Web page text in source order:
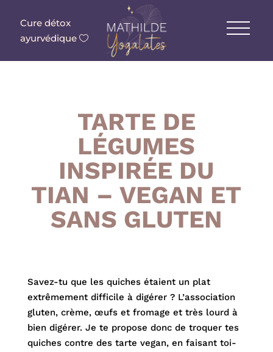
Cure détox
ayurvédique
TARTE DE
LÉGUMES
INSPIRÉE DU
TIAN – VEGAN ET
SANS GLUTEN
Savez-tu que les quiches étaient un plat
extrêmement difficile à digérer ? L’association
gluten, crème, œufs et fromage et très lourd à
bien digérer. Je te propose donc de troquer tes
quiches contre des tarte vegan, en faisant toi-